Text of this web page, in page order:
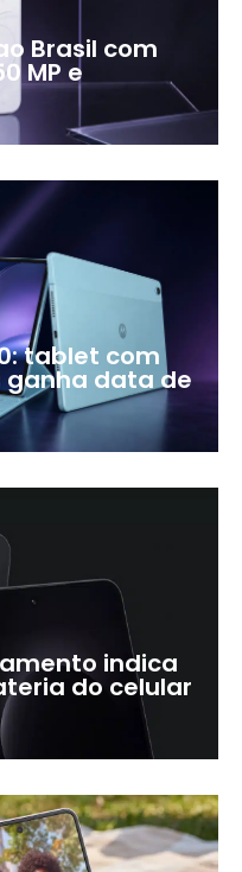
Brasil com
MP e
tablet com
ganha data de
indica
do celular